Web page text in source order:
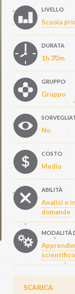
LIVELLO
Scuola
DURATA
1h 30m
GRUPPO
Gruppo
No
COSTO
Medio
ABILITÀ
Analisi e
domande
MODALITÀ
SCARICA